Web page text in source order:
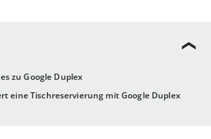
zu Google Duplex
eine Tischreservierung mit Google Duplex